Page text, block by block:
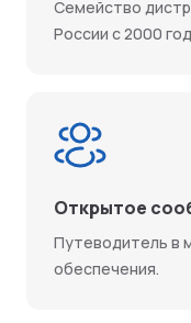
Семейство
России с 2000
Открытое
Путеводитель в
обеспечения.